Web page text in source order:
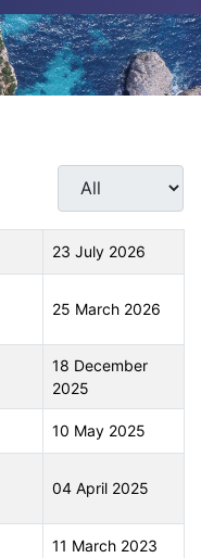
Display #
23 July 2026
25 March 2026
18 December
2025
10 May 2025
04 April 2025
11 March 2023